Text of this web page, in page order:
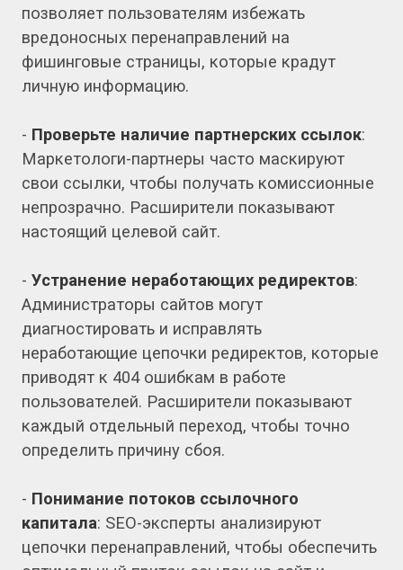
позволяет пользователям избежать
вредоносных перенаправлений на
фишинговые страницы, которые крадут
личную информацию.
- Проверьте наличие партнерских ссылок:
Маркетологи-партнеры часто маскируют
свои ссылки, чтобы получать комиссионные
непрозрачно. Расширители показывают
настоящий целевой сайт.
- Устранение неработающих редиректов:
Администраторы сайтов могут
диагностировать и исправлять
неработающие цепочки редиректов, которые
приводят к 404 ошибкам в работе
пользователей. Расширители показывают
каждый отдельный переход, чтобы точно
определить причину сбоя.
- Понимание потоков ссылочного
капитала: SEO-эксперты анализируют
цепочки перенаправлений, чтобы обеспечить